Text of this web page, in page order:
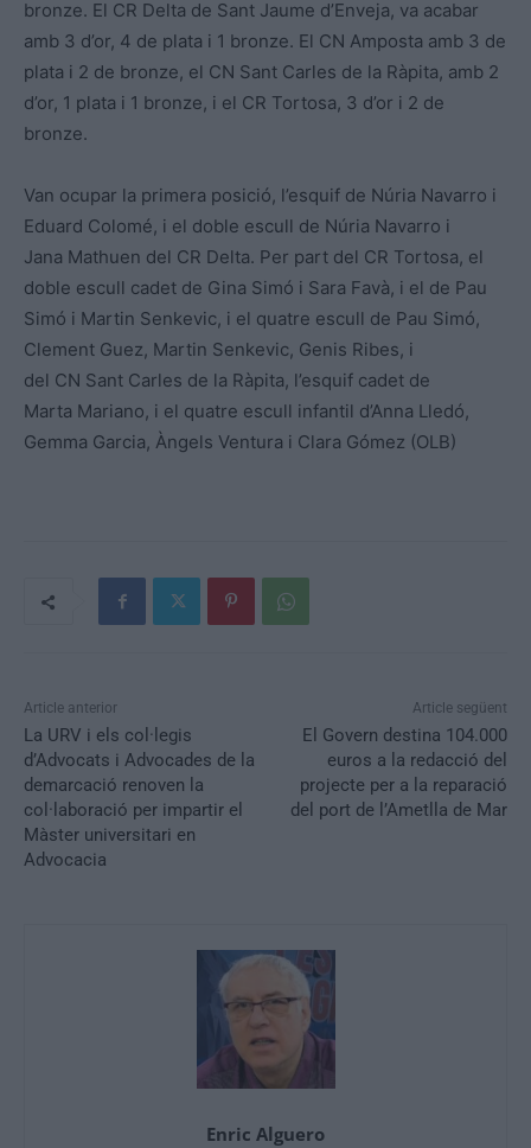
bronze. El CR Delta de Sant Jaume d’Enveja, va acabar
amb 3 d’or, 4 de plata i 1 bronze. El CN Amposta amb 3 de
plata i 2 de bronze, el CN Sant Carles de la Ràpita, amb 2
d’or, 1 plata i 1 bronze, i el CR Tortosa, 3 d’or i 2 de
bronze.
Van ocupar la primera posició, l’esquif de Núria Navarro i
Eduard Colomé, i el doble escull de Núria Navarro i
Jana Mathuen del CR Delta. Per part del CR Tortosa, el
doble escull cadet de Gina Simó i Sara Favà, i el de Pau
Simó i Martin Senkevic, i el quatre escull de Pau Simó,
Clement Guez, Martin Senkevic, Genis Ribes, i
del CN Sant Carles de la Ràpita, l’esquif cadet de
Marta Mariano, i el quatre escull infantil d’Anna Lledó,
Gemma Garcia, Àngels Ventura i Clara Gómez (OLB)
Article anterior
La URV i els col·legis
d’Advocats i Advocades de la
demarcació renoven la
col·laboració per impartir el
Màster universitari en
Advocacia
Article següent
El Govern destina 104.000
euros a la redacció del
projecte per a la reparació
del port de l’Ametlla de Mar
Enric Alguero